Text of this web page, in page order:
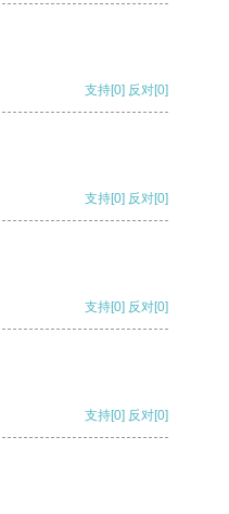
支持[0] 反对[0]
支持[0] 反对[0]
支持[0] 反对[0]
支持[0] 反对[0]